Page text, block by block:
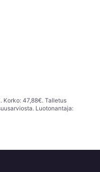
Korko: 47,88€. Talletus
Luotonantaja: